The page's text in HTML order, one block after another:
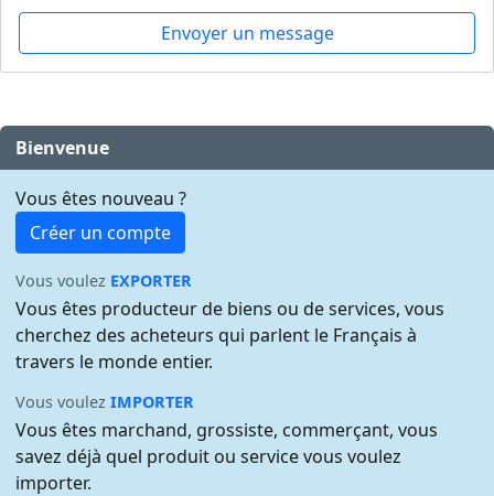
Envoyer un message
Bienvenue
Vous êtes nouveau ?
Créer un compte
Vous voulez EXPORTER
Vous êtes producteur de biens ou de services, vous
cherchez des acheteurs qui parlent le Français à
travers le monde entier.
Vous voulezIMPORTER
Vous êtes marchand, grossiste, commerçant, vous
savez déjà quel produit ou service vous voulez
importer.